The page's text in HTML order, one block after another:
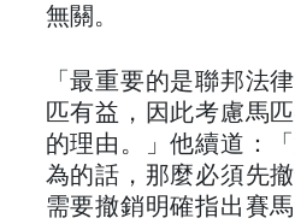
無關。
「最重要的是聯邦法
匹有益，因此考慮馬
的理由。」他續道：
為的話，那麼必須先
需要撤銷明確指出賽